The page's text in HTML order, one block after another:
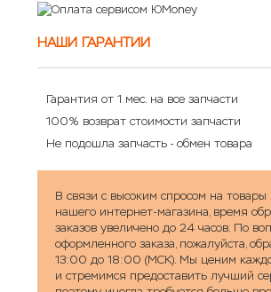
НАШИ ГАРАНТИИ
Гарантия от 1 мес. на все запчасти
100% возврат стоимости запчасти
Не подошла запчасть - обмен товара
В связи с высоким спросом на товары
нашего интернет-магазина, время
заказов увеличено до 24 часов. По
оформленного заказа, пожалуйста,
13:00 до 18:00 (МСК). Мы ценим
и стремимся предоставить лучший